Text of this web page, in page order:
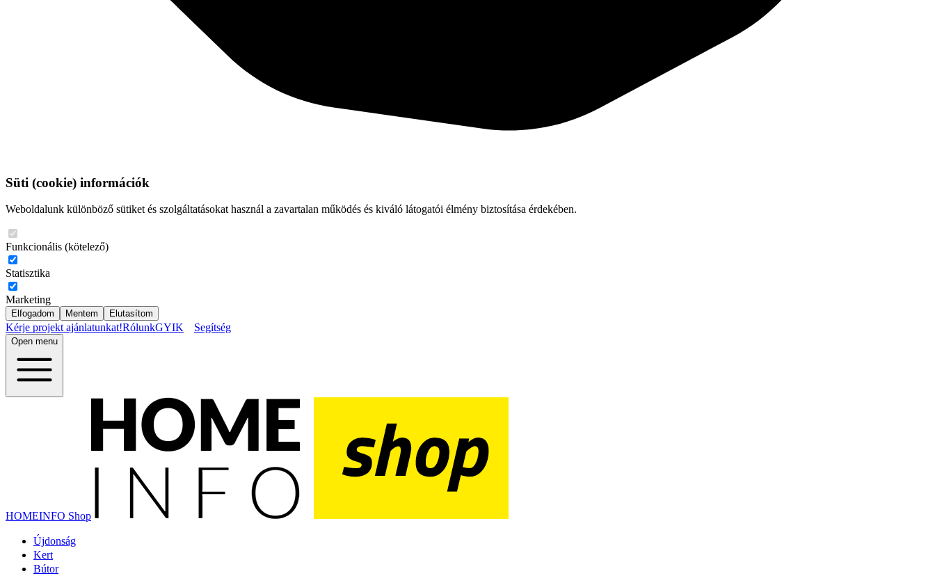
Süti (cookie) információk
Weboldalunk különböző sütiket és szolgáltatásokat használ a zavartalan működés és kiváló látogatói élmény biztosítása érdekében.
Funkcionális (kötelező)
Statisztika
Marketing
Elfogadom Mentem Elutasítom
Kérje projekt ajánlatunkat!RólunkGYIK Segítség
Open menu
HOMEINFO Shop
Újdonság
Kert
Bútor